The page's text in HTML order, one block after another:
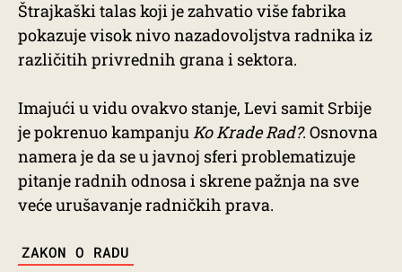
Štrajkaški talas koji je zahvatio više fabrika
pokazuje visok nivo nazadovoljstva radnika iz
različitih privrednih grana i sektora.
Imajući u vidu ovakvo stanje, Levi samit Srbije
je pokrenuo kampanjuKo Krade Rad?. Osnovna
namera je da se u javnoj sferi problematizuje
pitanje radnih odnosa i skrene pažnja na sve
veće urušavanje radničkih prava.
ZAKON O RADU